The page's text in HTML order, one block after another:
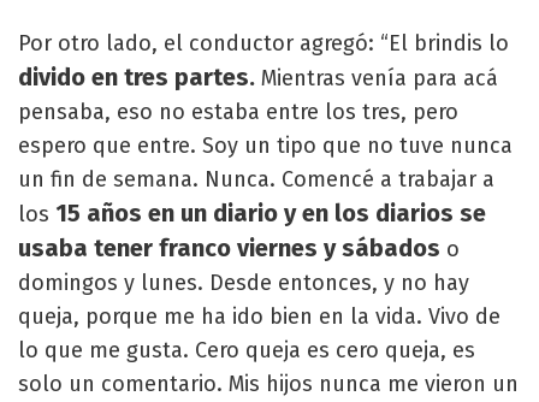
Por otro lado, el conductor agregó: “El brindis lo
divido en tres partes. Mientras venía para acá
pensaba, eso no estaba entre los tres, pero
espero que entre. Soy un tipo que no tuve nunca
un fin de semana. Nunca. Comencé a trabajar a
los 15 años en un diario y en los diarios se
usaba tener franco viernes y sábados o
domingos y lunes. Desde entonces, y no hay
queja, porque me ha ido bien en la vida. Vivo de
lo que me gusta. Cero queja es cero queja, es
solo un comentario. Mis hijos nunca me vieron un